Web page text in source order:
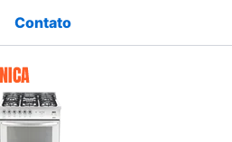
Contato